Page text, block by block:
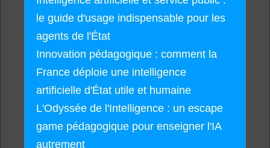
le guide d'usage indispensable pour les
agents de l'État
Innovation pédagogique : comment la
France déploie une intelligence
artificielle d'État utile et humaine
L'Odyssée de l'Intelligence : un escape
game pédagogique pour enseigner l'IA
autrement